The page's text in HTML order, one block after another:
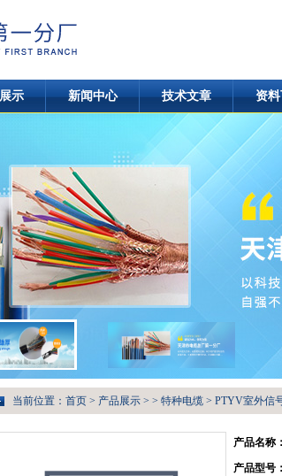
示 新闻中心 技术文章 资
当前位置： 首页 > 产品展示 > > 特种电缆 > PTYV室外信
产品名称：
产品型号：